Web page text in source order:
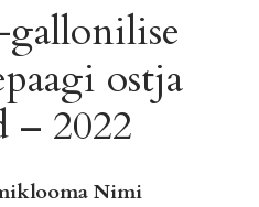
ostja
– 2022
Nimi